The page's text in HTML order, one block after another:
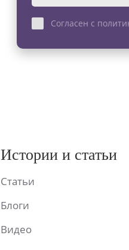
Согласен с
Истории и статьи
Статьи
Блоги
Видео